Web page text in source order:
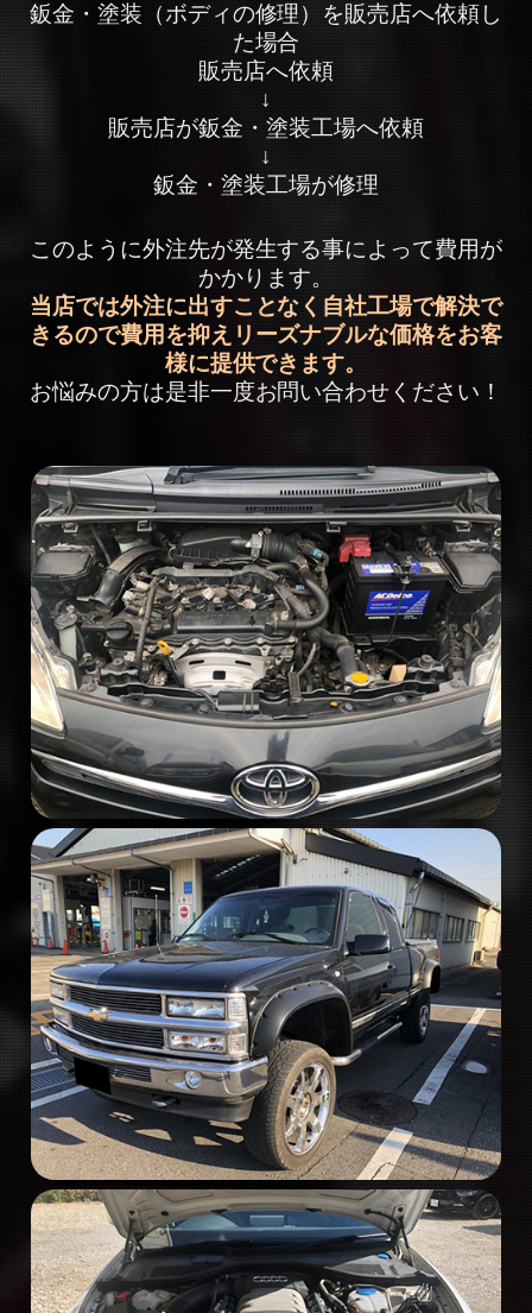
鈑金・塗装（ボディの修理）を販売店へ依頼し
た場合
販売店へ依頼
↓
販売店が鈑金・塗装工場へ依頼
↓
鈑金・塗装工場が修理
このように外注先が発生する事によって費用が
かかります。
当店では外注に出すことなく自社工場で解決で
きるので費用を抑えリーズナブルな価格をお客
様に提供できます。
お悩みの方は是非一度お問い合わせください！